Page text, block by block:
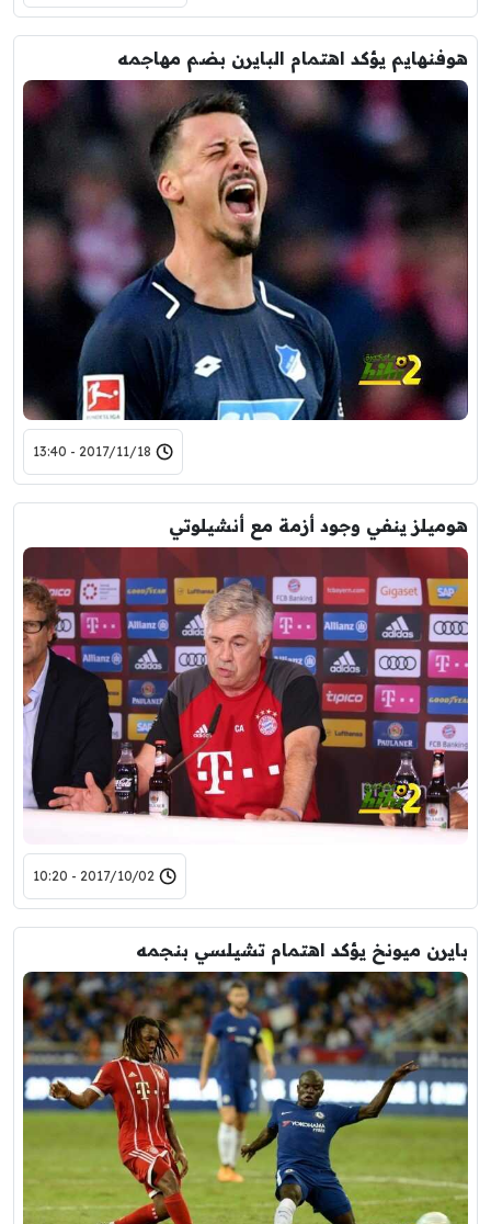
هوفنهايم يؤكد اهتمام البايرن بضم مهاجمه
2017/11/18 - 13:40
هوميلز ينفي وجود أزمة مع أنشيلوتي
2017/10/02 - 10:20
بايرن ميونخ يؤكد اهتمام تشيلسي بنجمه